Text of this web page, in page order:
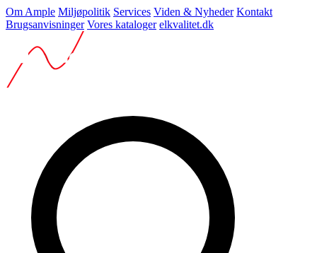
Om Ample Miljøpolitik Services Viden & Nyheder Kontakt
Brugsanvisninger Vores kataloger elkvalitet.dk